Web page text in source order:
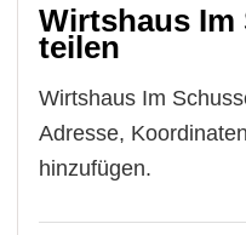
Wirtshaus Im
teilen
Wirtshaus Im
Adresse,
hinzufügen.